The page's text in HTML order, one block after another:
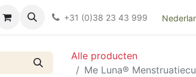
Kieswijzer nacht- en kraamverband
+31 (0)38 23 43 999
Alle producten
Me Luna®